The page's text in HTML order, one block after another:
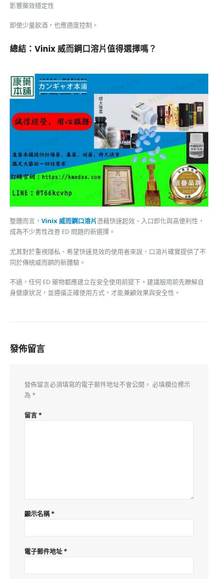
影響藥效穩定性
即使少量飲酒，也應適度控制。
總結：Vinix 威而鋼口溶片值得選擇嗎？
整體而言， Vinix 威而鋼口溶片憑藉快速起效、入口即化與高便利性，
成為不少男性改善 ED 問題的新選擇。
尤其對於重視隱私、希望快速見效的使用者來說，口溶片確實提供了不
同於傳統威而鋼的新體驗。
不過，任何 ED 藥物都應建立在安全使用前提下。建議服用前先瞭解自
身健康狀況，並遵循正確使用方式，才能兼顧效果與安全性。
發佈留言
發佈留言必須填寫的電子郵件地址不會公開。 必填欄位標示
為 *
留言*
顯示名稱*
電子郵件地址*